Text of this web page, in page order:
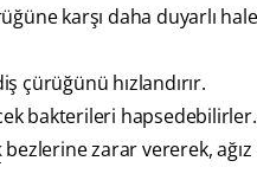
karşı daha duyarlı hale
çürüğünü hızlandırır.
bakterileri hapsedebilirler.
bezlerine zarar vererek, ağız